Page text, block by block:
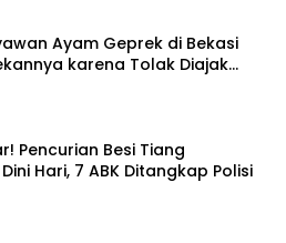
Ayam Geprek di Bekasi
karena Tolak Diajak
Pencurian Besi Tiang
Hari, 7 ABK Ditangkap Polisi